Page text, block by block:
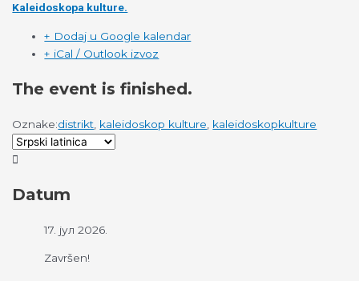
Kaleidoskopa kulture.
+ Dodaj u Google kalendar
+ iCal / Outlook izvoz
The event is finished.
Oznake:distrikt kaleidoskop kulture kaleidoskopkulture
Datum
17. јул 2026.
Završen!